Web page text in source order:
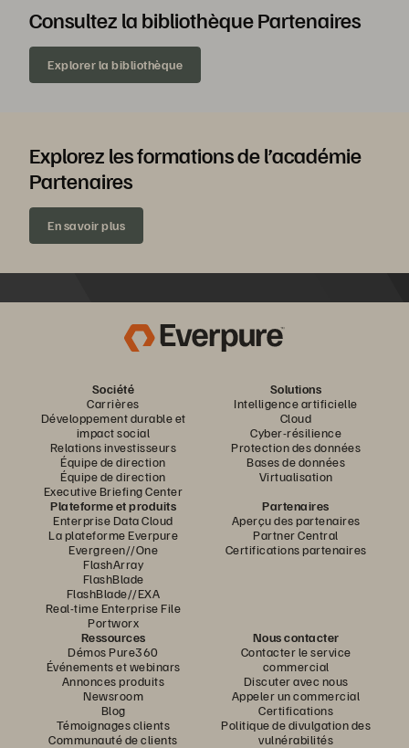
Consultez la bibliothèque Partenaires
Explorer la bibliothèque
Explorez les formations de l’académie
Partenaires
En savoir plus
Société
Carrières
Développement durable et
impact social
Relations investisseurs
Équipe de direction
Équipe de direction
Executive Briefing Center
Solutions
Intelligence artificielle
Cloud
Cyber-résilience
Protection des données
Bases de données
Virtualisation
Plateforme et produits
Enterprise Data Cloud
La plateforme Everpure
Evergreen//One
FlashArray
FlashBlade
FlashBlade//EXA
Real-time Enterprise File
Portworx
Partenaires
Aperçu des partenaires
Partner Central
Certifications partenaires
Ressources
Démos Pure360
Événements et webinars
Annonces produits
Newsroom
Blog
Témoignages clients
Communauté de clients
Nous contacter
Contacter le service
commercial
Discuter avec nous
Appeler un commercial
Certifications
Politique de divulgation des
vulnérabilités